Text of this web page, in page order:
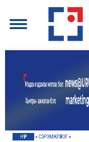
НҮҮР » СЭРЭМЖЛҮҮЛЭГ»